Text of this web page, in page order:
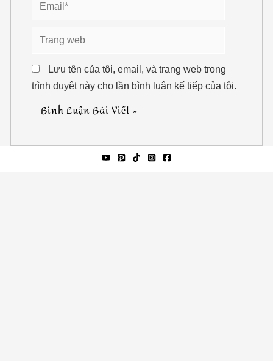
Trang
Lưu tên của tôi, email, và trang web trong
trình duyệt này cho lần bình luận kế tiếp của tôi.